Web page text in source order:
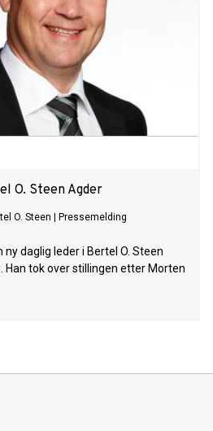
O. Steen Agder
O. Steen Pressemelding
daglig leder i Bertel O. Steen
Han tok over stillingen etter Morten